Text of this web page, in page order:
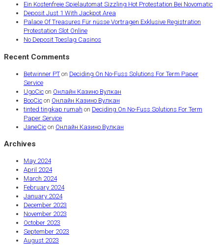
Ein Kostenfreie Spielautomat Sizzling Hot Protestation Bei Novomatic
Deposit Just 1 With Jackpot Area
Palace Of Treasures Für nüsse Vortragen Exklusive Registration
Protestation Slot Online
No Deposit Toeslag Casinos
Recent Comments
Betwinner PT on Deciding On No-Fuss Solutions For Term Paper
Service
UgoCic on Онлайн Казино Вулкан
BooCic on Онлайн Казино Вулкан
tinted tingkap rumah on Deciding On No-Fuss Solutions For Term
Paper Service
JaneCic on Онлайн Казино Вулкан
Archives
May 2024
April 2024
March 2024
February 2024
January 2024
December 2023
November 2023
October 2023
September 2023
August 2023